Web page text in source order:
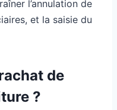
l’annulation de
et la saisie du
de
?